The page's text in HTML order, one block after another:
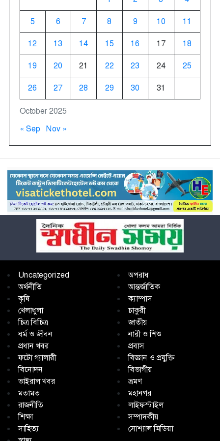
October 2025
5 6 7 8 9 10 11
12 13 14 15 16 17 18
19 20 21 22 23 24 25
26 27 28 29 30 31
« Sep Nov »
Uncategorized
অপরাধ
অর্থনীতি
আন্তর্জাতিক
কৃষি
ক্যাম্পাস
খেলাধুলা
চাকুরী
চিত্র বিচিত্র
জাতীয়
ধর্ম ও জীবন
নারী ও শিশু
প্রধান খবর
প্রবাস
ফটো গ্যালারী
বিজ্ঞান ও প্রযুক্তি
বিনোদন
বিভাগীয়
ভাইরাল খবর
ভ্রমণ
মতামত
মহানগর
রাজনীতি
লাইফস্টাইল
শিক্ষা
সম্পাদকীয়
সাহিত্য
সোশ্যাল মিডিয়া